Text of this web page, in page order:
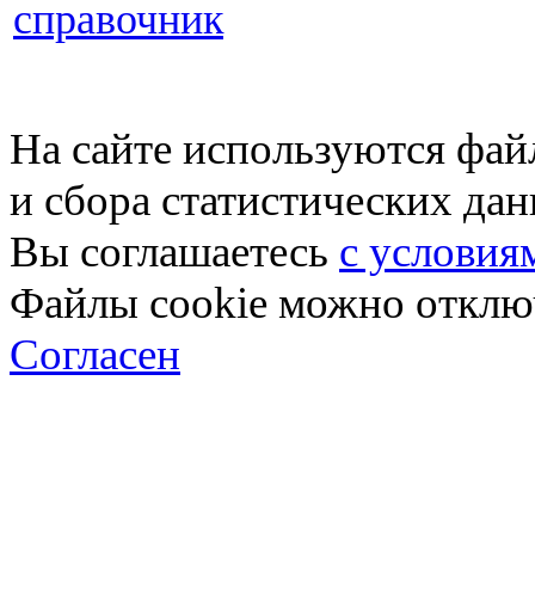
справочник
На сайте используются
и сбора статистических
Вы соглашаетесь с
Файлы cookie можно
Согласен